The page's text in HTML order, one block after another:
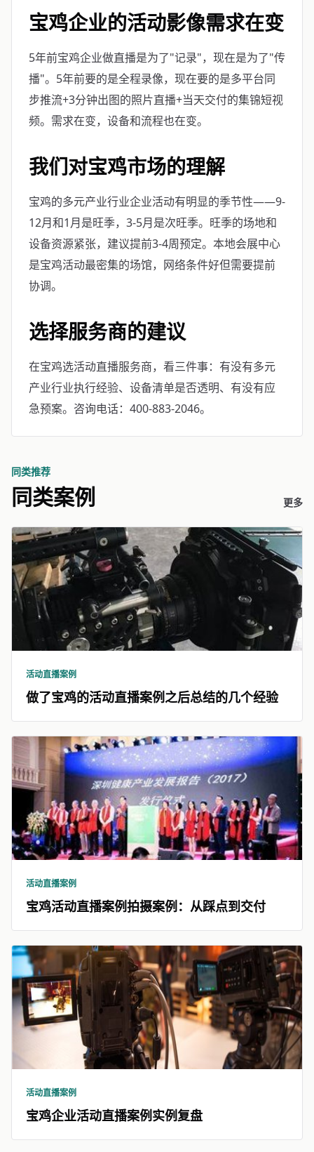
宝鸡企业的活动影像需求在变
5年前宝鸡企业做直播是为了"记录"，现在是为了"传
播"。5年前要的是全程录像，现在要的是多平台同
步推流+3分钟出图的照片直播+当天交付的集锦短视
频。需求在变，设备和流程也在变。
我们对宝鸡市场的理解
宝鸡的多元产业行业企业活动有明显的季节性——9-
12月和1月是旺季，3-5月是次旺季。旺季的场地和
设备资源紧张，建议提前3-4周预定。本地会展中心
是宝鸡活动最密集的场馆，网络条件好但需要提前
协调。
选择服务商的建议
在宝鸡选活动直播服务商，看三件事：有没有多元
产业行业执行经验、设备清单是否透明、有没有应
急预案。咨询电话：400-883-2046。
同类推荐
同类案例 更多
活动直播案例
做了宝鸡的活动直播案例之后总结的几个经验
活动直播案例
宝鸡活动直播案例拍摄案例：从踩点到交付
活动直播案例
宝鸡企业活动直播案例实例复盘